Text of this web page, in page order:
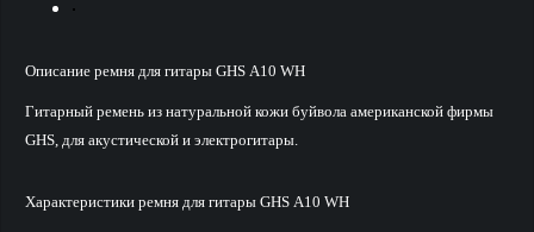
Описание ремня для гитары GHS А10 WH
Гитарный ремень из натуральной кожи буйвола американской фирмы
GHS, для акустической и электрогитары.
Характеристики ремня для гитары GHS А10 WH